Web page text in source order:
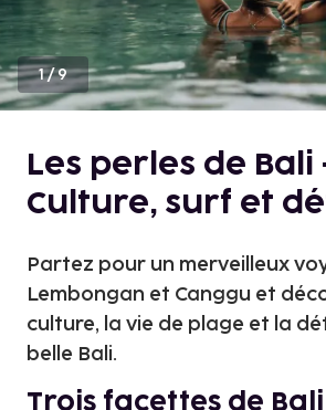
1/9
Les perles de Bali
Culture, surf et
Partez pour un merveilleux
Lembongan et Canggu et
culture, la vie de plage et la
belle Bali.
Trois facettes de